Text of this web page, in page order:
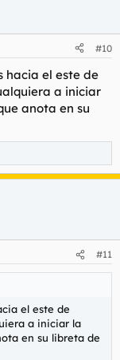
#10
hacia el este de
a iniciar
anota en su
#11
el este de
a iniciar la
en su libreta de